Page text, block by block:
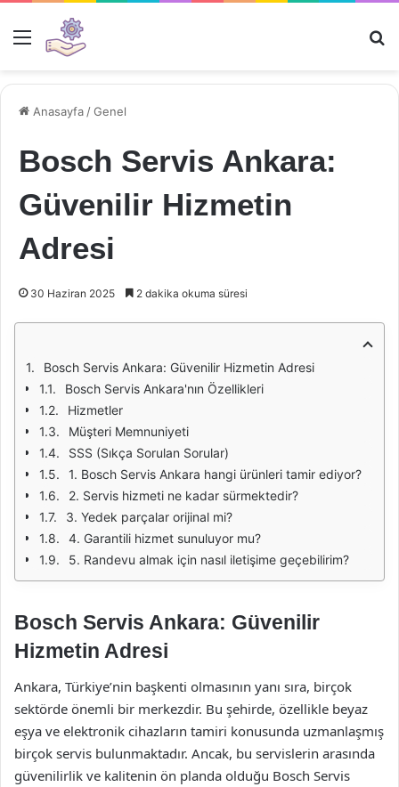
Menü
Anasayfa /Genel
Bosch Servis Ankara:
Güvenilir Hizmetin
Adresi
30 Haziran 2025 2 dakika okuma süresi
Bosch Servis Ankara: Güvenilir Hizmetin Adresi
Bosch Servis Ankara'nın Özellikleri
Hizmetler
Müşteri Memnuniyeti
SSS (Sıkça Sorulan Sorular)
1. Bosch Servis Ankara hangi ürünleri tamir ediyor?
2. Servis hizmeti ne kadar sürmektedir?
3. Yedek parçalar orijinal mi?
4. Garantili hizmet sunuluyor mu?
5. Randevu almak için nasıl iletişime geçebilirim?
Bosch Servis Ankara: Güvenilir
Hizmetin Adresi
Ankara, Türkiye’nin başkenti olmasının yanı sıra, birçok
sektörde önemli bir merkezdir. Bu şehirde, özellikle beyaz
eşya ve elektronik cihazların tamiri konusunda uzmanlaşmış
birçok servis bulunmaktadır. Ancak, bu servislerin arasında
güvenilirlik ve kalitenin ön planda olduğu Bosch Servis